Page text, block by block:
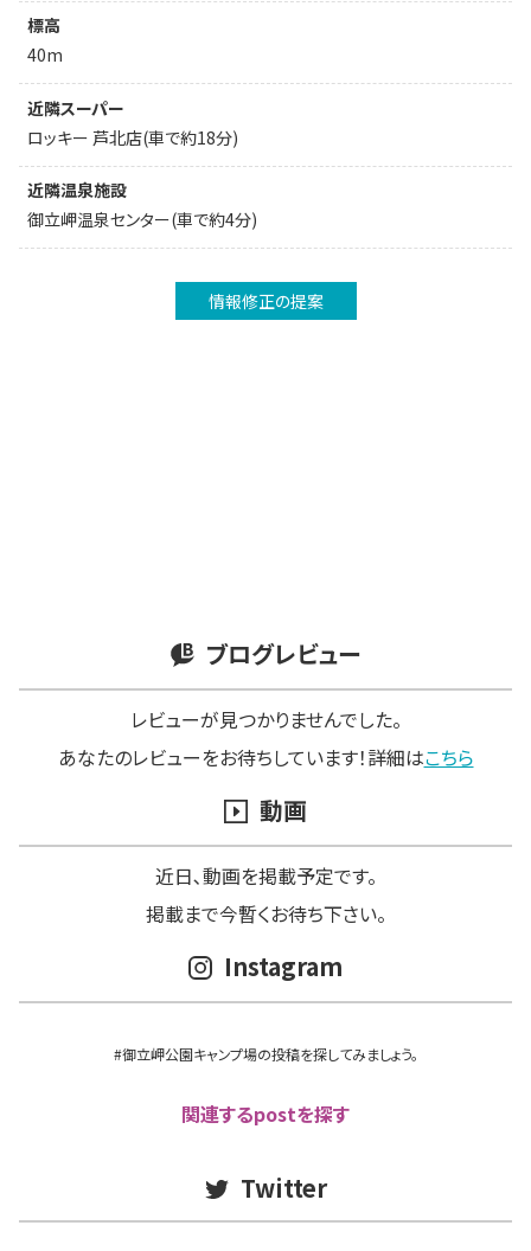
標高
40m
近隣スーパー
ロッキー 芦北店(車で約18分)
近隣温泉施設
御立岬温泉センター(車で約4分)
情報修正の提案
ブログレビュー
レビューが見つかりませんでした。
あなたのレビューをお待ちしています！詳細はこちら
動画
近日､動画を掲載予定です。
掲載まで今暫くお待ち下さい。
Instagram
#御立岬公園キャンプ場の投稿を探してみましょう。
関連するpostを探す
Twitter